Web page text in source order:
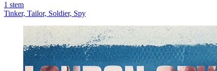
1 stem
Tinker, Tailor, Soldier, Spy